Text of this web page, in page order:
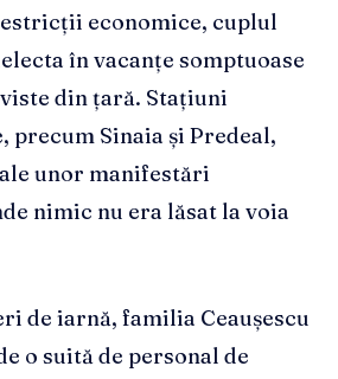
economice, cuplul
în vacanțe somptuoase
din țară. Stațiuni
precum Sinaia și Predeal,
unor manifestări
nimic nu era lăsat la voia
de iarnă, familia Ceaușescu
o suită de personal de